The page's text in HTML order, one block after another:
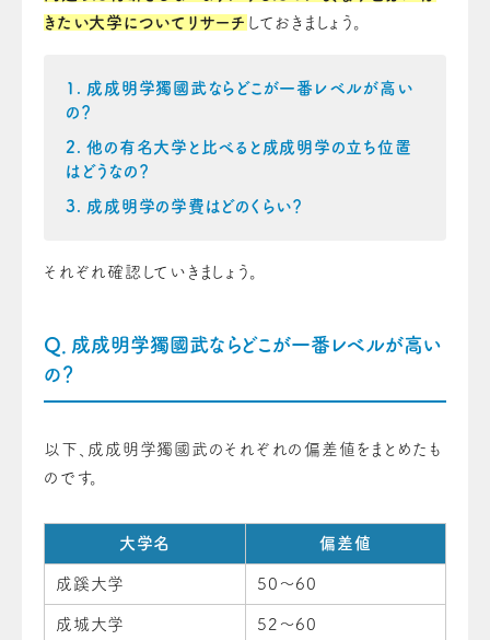
きたい大学についてリサーチ しておきましょう。
成成明学獨國武ならどこが一番レベルが高い
の？
他の有名大学と比べると成成明学の立ち位置
はどうなの？
成成明学の学費はどのくらい？
それぞれ確認していきましょう。
Q．成成明学獨國武ならどこが一番レベルが高い
の？
以下、成成明学獨國武のそれぞれの偏差値をまとめたも
のです。
大学名 偏差値
成蹊大学 50～60
成城大学 52～60